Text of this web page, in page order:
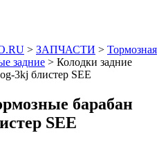
> ЗАПЧАСТИ > Тормозная
задние > Колодки задние
3kj блистер SEE
барабан
SEE